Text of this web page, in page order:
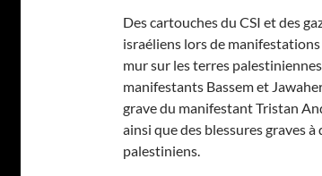
Des cartouches du CSI et des
israéliens lors de
mur sur les terres
manifestants Bassem et
grave du manifestant Tristan
ainsi que des blessures graves
palestiniens.